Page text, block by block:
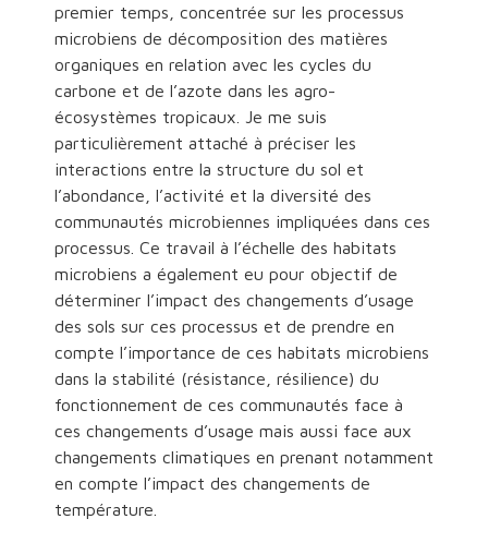
premier temps, concentrée sur les processus
microbiens de décomposition des matières
organiques en relation avec les cycles du
carbone et de l’azote dans les agro-
écosystèmes tropicaux. Je me suis
particulièrement attaché à préciser les
interactions entre la structure du sol et
l’abondance, l’activité et la diversité des
communautés microbiennes impliquées dans ces
processus. Ce travail à l’échelle des habitats
microbiens a également eu pour objectif de
déterminer l’impact des changements d’usage
des sols sur ces processus et de prendre en
compte l’importance de ces habitats microbiens
dans la stabilité (résistance, résilience) du
fonctionnement de ces communautés face à
ces changements d’usage mais aussi face aux
changements climatiques en prenant notamment
en compte l’impact des changements de
température.